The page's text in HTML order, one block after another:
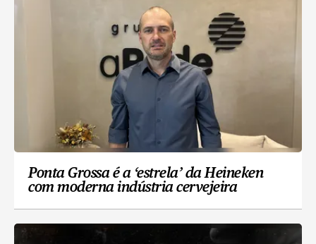
Ponta Grossa é a ‘estrela’ da Heineken
com moderna indústria cervejeira